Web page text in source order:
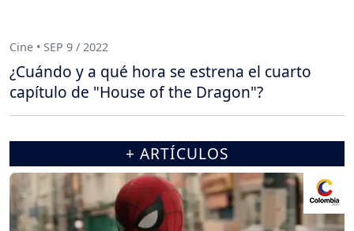
Cine • SEP 9 / 2022
¿Cuándo y a qué hora se estrena el cuarto
capítulo de "House of the Dragon"?
+ ARTÍCULOS